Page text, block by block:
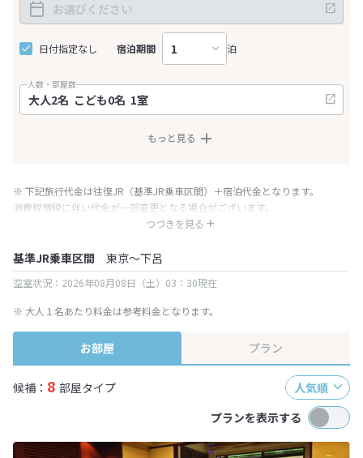
日付指定なし 宿泊期間 泊
人数・部屋数
もっと見る
つづきを見る
※ 下記旅行代金は往復JR（基準JR乗車区間）＋宿泊代金となります。
消費税増税に伴い代金が一部変更となる場合がございます。
※ 表示されている旅行代金・プラン内容は一定時間ごとに更新されます。最
基準JR乗車区間 東京～下呂
空室状況：2026年08月08日（土）03：30現在
※ 大人１名あたり料金は参考料金となります。
お部屋 プラン
候補： 8 部屋タイプ
人気順
プランを表示する